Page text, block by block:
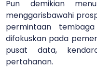
Pun demikian
menggarisbawahi
permintaan
difokuskan pada
pusat data,
pertahanan.